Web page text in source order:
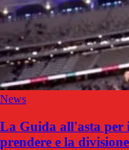
News
La Guida all'asta per
prendere e la